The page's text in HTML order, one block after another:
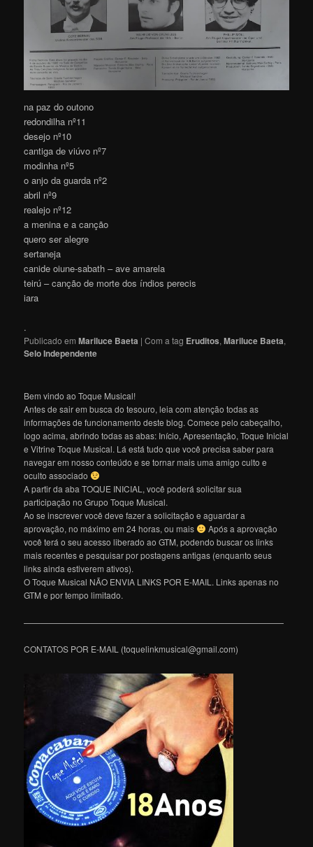
na paz do outono
redondilha nº11
desejo nº10
cantiga de viúvo nº7
modinha nº5
o anjo da guarda nº2
abril nº9
realejo nº12
a menina e a canção
quero ser alegre
sertaneja
canide oiune-sabath – ave amarela
teirú – canção de morte dos índios perecis
iara
.
Publicado em Mariluce Baeta |Com a tag Eruditos,Mariluce Baeta,
Selo Independente
Bem vindo ao Toque Musical!
Antes de sair em busca do tesouro, leia com atenção todas as
informações de funcionamento deste blog. Comece pelo cabeçalho,
logo acima, abrindo todas as abas: Início, Apresentação, Toque Inicial
e Vitrine Toque Musical. Lá está tudo que você precisa saber para
navegar em nosso conteúdo e se tornar mais uma amigo culto e
oculto associado
A partir da aba TOQUE INICIAL, você poderá solicitar sua
participação no Grupo Toque Musical.
Ao se inscrever você deve fazer a solicitação e aguardar a
aprovação, no máximo em 24 horas, ou mais
Após a aprovação
você terá o seu acesso liberado ao GTM, podendo buscar os links
mais recentes e pesquisar por postagens antigas (enquanto seus
links ainda estiverem ativos).
O Toque Musical NÃO ENVIA LINKS POR E-MAIL. Links apenas no
GTM e por tempo limitado.
———————————————————————————————
CONTATOS POR E-MAIL (toquelinkmusical@gmail.com)